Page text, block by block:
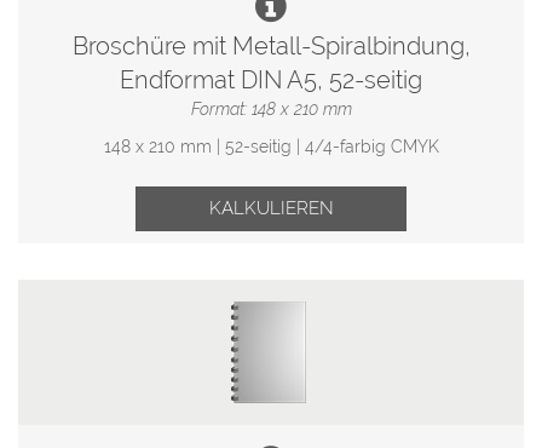
Broschüre mit Metall-Spiralbindung,
Endformat DIN A5, 52-seitig
Format: 148 x 210 mm
148 x 210 mm | 52-seitig | 4/4-farbig CMYK
KALKULIEREN